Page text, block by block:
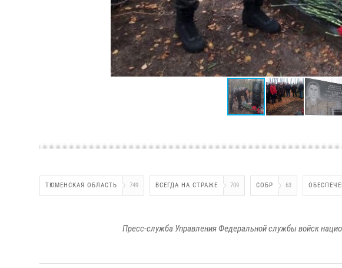
ТЮМЕНСКАЯ ОБЛАСТЬ 749 ВСЕГДА НА СТРАЖЕ 709 СОБР 63
Пресс-служба Управления Федеральной службы войск